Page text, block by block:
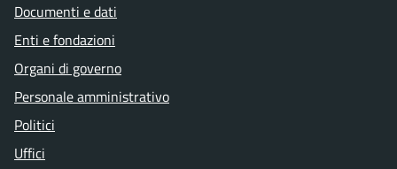
Documenti e dati
Enti e fondazioni
Organi di governo
Personale amministrativo
Politici
Uffici